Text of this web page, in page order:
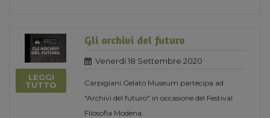
LEGGI
TUTTO
Gli archivi del futuro
Venerdi 18 Settembre 2020
Carpigiani Gelato Museum partecipa ad
"Archivi del futuro" in occasione del Festival
Filosofia Modena.